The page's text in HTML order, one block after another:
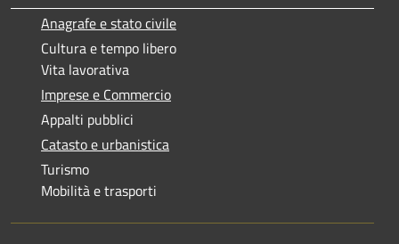
Anagrafe e stato civile
Cultura e tempo libero
Vita lavorativa
Imprese e Commercio
Appalti pubblici
Catasto e urbanistica
Turismo
Mobilità e trasporti